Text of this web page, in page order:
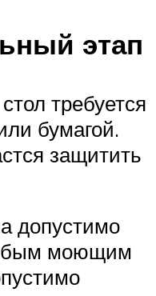
этап
требуется
бумагой.
защитить
допустимо
моющим